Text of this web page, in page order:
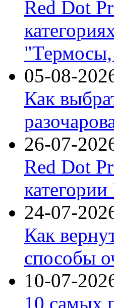
Red Dot
05-08-
Как
26-07-
Red Dot
24-07-
Как
способы
10-07-
10 самых